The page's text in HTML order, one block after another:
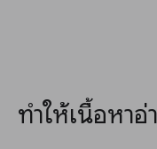
ทำให้เนื้อหาอ่